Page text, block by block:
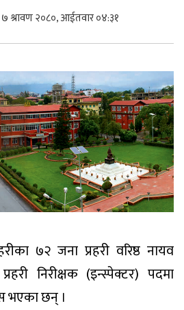
७ श्रावण २०८०, आईतवार ०४:३१
७२ जना प्रहरी वरिष्ठ नायव
निरीक्षक (इन्स्पेक्टर) पदमा
भएका छन् ।